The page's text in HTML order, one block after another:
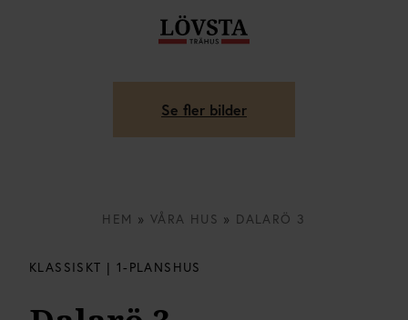
Se fler bilder
HEM » VÅRA HUS » DALARÖ 3
KLASSISKT | 1-PLANSHUS